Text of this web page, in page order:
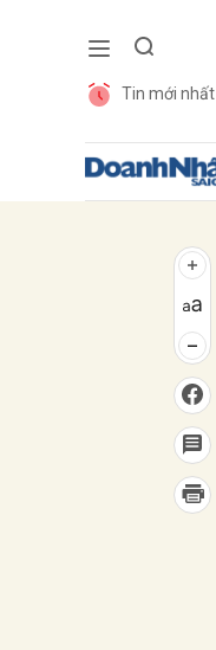
Tin mới nhất